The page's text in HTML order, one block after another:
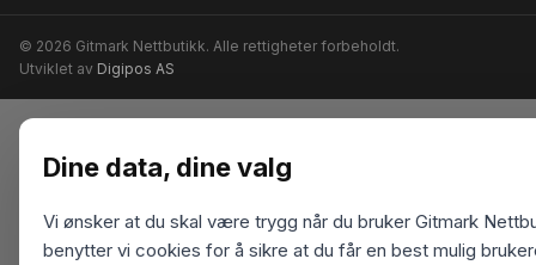
© 2026 Gitmark Nettbutikk. Alle rettigheter forbeholdt.
Utviklet av Digipos AS
Dine data, dine valg
Vi ønsker at du skal være trygg når du bruker Gitmark
benytter vi cookies for å sikre at du får en best mulig